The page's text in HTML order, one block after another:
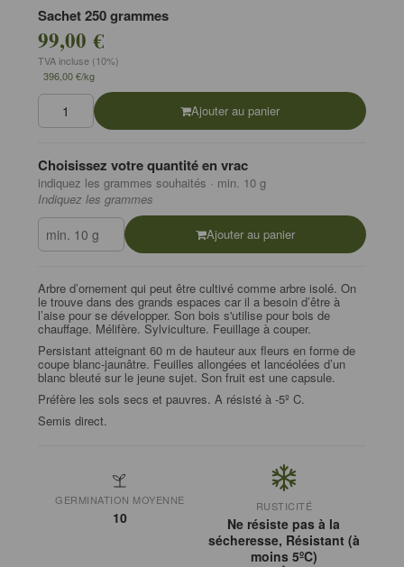
Sachet 250 grammes
99,00 €
TVA incluse (10%)
396,00 €/kg
Ajouter au panier
Choisissez votre quantité en vrac
indiquez les grammes souhaités · min. 10 g
Indiquez les grammes
Ajouter au panier
Arbre d’ornement qui peut être cultivé comme arbre isolé. On
le trouve dans des grands espaces car il a besoin d’être à
l’aise pour se développer. Son bois s'utilise pour bois de
chauffage. Mélifère. Sylviculture. Feuillage à couper.
Persistant atteignant 60 m de hauteur aux fleurs en forme de
coupe blanc-jaunâtre. Feuilles allongées et lancéolées d’un
blanc bleuté sur le jeune sujet. Son fruit est une capsule.
Préfère les sols secs et pauvres. A résisté à -5º C.
Semis direct.
GERMINATION MOYENNE
10
RUSTICITÉ
Ne résiste pas à la
sécheresse, Résistant (à
moins 5ºC)